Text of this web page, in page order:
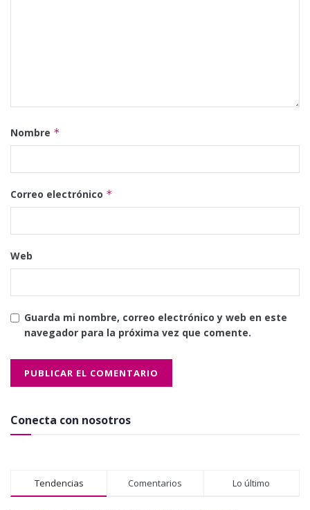
Nombre *
Correo electrónico *
Web
Guarda mi nombre, correo electrónico y web en este
navegador para la próxima vez que comente.
Conecta con nosotros
Tendencias Comentarios Lo último